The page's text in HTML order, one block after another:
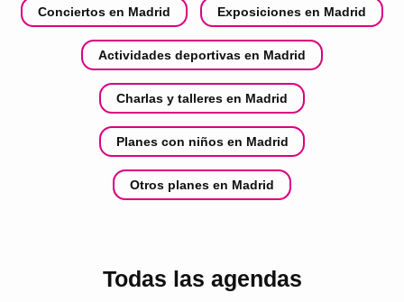
Conciertos en Madrid Exposiciones en Madrid
Actividades deportivas en Madrid
Charlas y talleres en Madrid
Planes con niños en Madrid
Otros planes en Madrid
Todas las agendas